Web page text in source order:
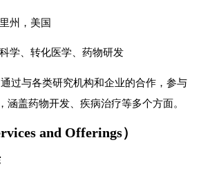
州，美国
学、转化医学、药物研发
通过与各类研究机构和企业的合作，参与
涵盖药物开发、疾病治疗等多个方面。
and Offerings）